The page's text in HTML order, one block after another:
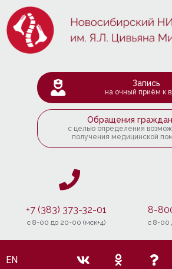
Запись
на очный приём к
Обращения граждан
с целью определения
получения медицинской
+7 (383) 373-32-01
c 8-00 до 20-00 (мск+4)
8-
c 8-00
EN